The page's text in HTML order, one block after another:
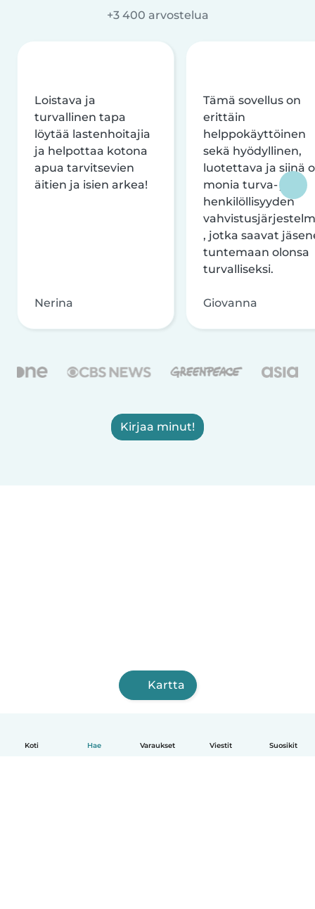
Koti Hae Varaukset Viestit Suosikit
+3 400 arvostelua
Loistava ja
turvallinen tapa
löytää lastenhoitajia
ja helpottaa kotona
apua tarvitsevien
äitien ja isien arkea!
Nerina
Tämä sovellus on
erittäin
helppokäyttöinen
sekä hyödyllinen,
luotettava ja siinä
monia turva- ja
henkilöllisyyden
, jotka saavat
tuntemaan olonsa
turvalliseksi.
Giovanna
Kirjaa minut!
Kartta